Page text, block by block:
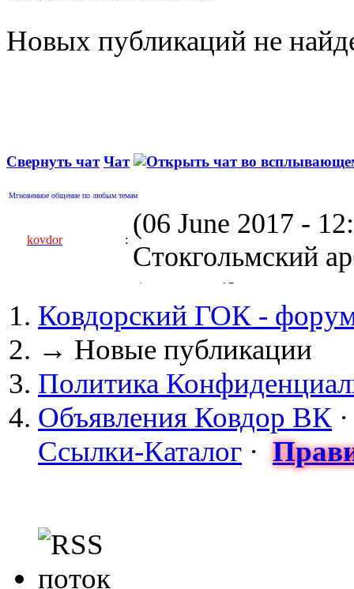
Новых публикаций не
Свернуть чат Чат
Мгновенное общение по любым темам
kovdor :
(06 June 2017 -
Стокгольмский
kovdor
(05 April 2017 -
пустили
Сизонов Андрей :
(04 March 2017 -
майдан?
cont.ws/
kovdor
Ковдорский ГОК -
→ Новые публикации
Политика
Объявления Ковдор ВК
Ссылки-Каталог ·